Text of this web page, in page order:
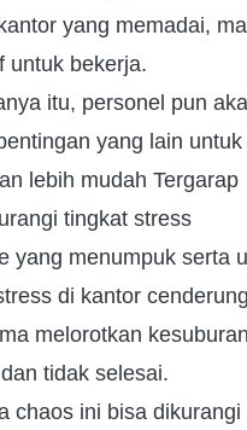
yang memadai,
untuk bekerja.
itu, personel pun
yang lain
lebih mudah Tergarap
tingkat stress
yang menumpuk serta
di kantor
melorotkan
tidak selesai.
chaos ini bisa